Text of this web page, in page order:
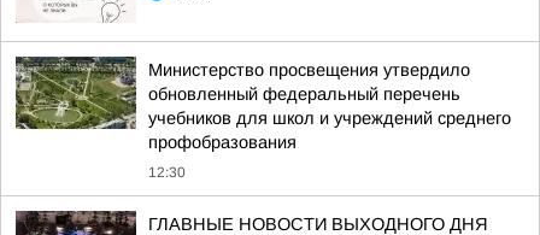
Министерство просвещения утвердило
обновленный федеральный перечень
учебников для школ и учреждений среднего
профобразования
12:30
ГЛАВНЫЕ НОВОСТИ ВЫХОДНОГО ДНЯ